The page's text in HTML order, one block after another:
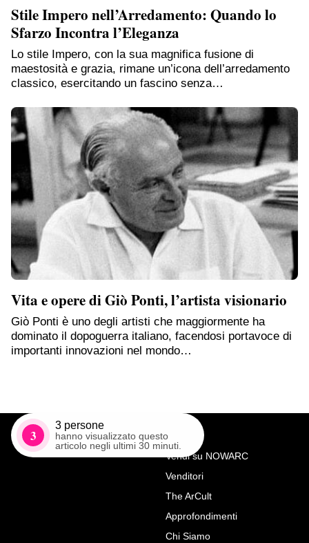
Stile Impero nell’Arredamento: Quando lo
Sfarzo Incontra l’Eleganza
Lo stile Impero, con la sua magnifica fusione di
maestosità e grazia, rimane un’icona dell’arredamento
classico, esercitando un fascino senza…
Vita e opere di Giò Ponti, l’artista visionario
Giò Ponti è uno degli artisti che maggiormente ha
dominato il dopoguerra italiano, facendosi portavoce di
importanti innovazioni nel mondo…
3
3 persone
hanno visualizzato questo
articolo negli ultimi 30 minuti.
Richiedi Maggiori Info su
Canterano
Antiche Armonie di Malachin Antonio
Vendi su NOWARC
Venditori
The ArCult
Approfondimenti
Chi Siamo